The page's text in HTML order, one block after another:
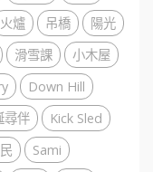
火爐 吊橋
陽光
滑雪課
小木屋
Down Hill
尋伴
Kick Sled
Sami